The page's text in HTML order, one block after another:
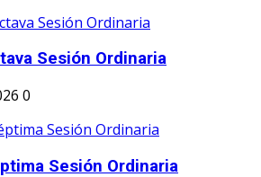
Sesión Ordinaria
0
Sesión Ordinaria